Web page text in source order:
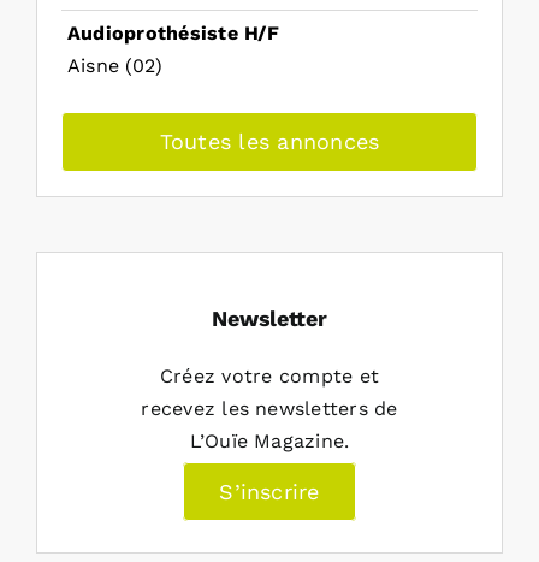
Audioprothésiste H/F
Aisne (02)
Toutes les annonces
Newsletter
Créez votre compte et
recevez les newsletters de
L’Ouïe Magazine.
S’inscrire